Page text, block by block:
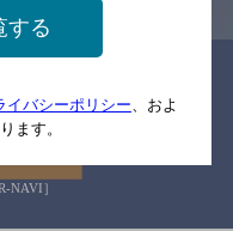
NAVI］
する
イバシーポリシー 、およ
ます。